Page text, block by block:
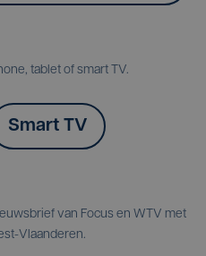
tablet of smart TV.
Smart TV
van Focus en WTV met
Vlaanderen.